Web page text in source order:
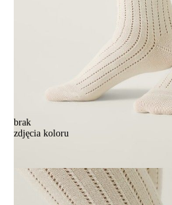
brak
zdjęcia koloru
Podkolanówki damskie CONTE
mleczny
19,90 zł